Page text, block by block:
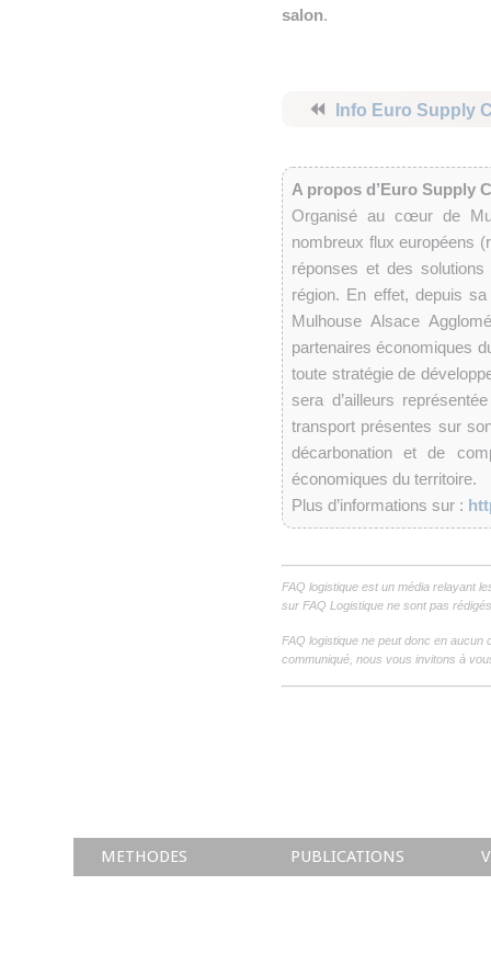
salon.
⏪ Info Euro Supply
A propos d’Euro Supply
Organisé au cœur de
nombreux flux européens
réponses et des
région. En effet, depuis
Mulhouse Alsace
partenaires économiques
toute stratégie de
sera d’ailleurs
transport présentes sur
décarbonation et de
économiques du territoire.
Plus d’informations sur :
FAQ logistique est un média relayant
sur FAQ Logistique ne sont pas
FAQ logistique ne peut donc en
communiqué, nous vous invitons à
METHODES PUBLICATIONS